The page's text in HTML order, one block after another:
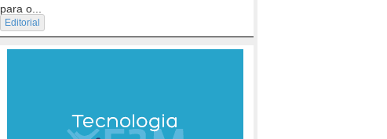
para o...
Editorial